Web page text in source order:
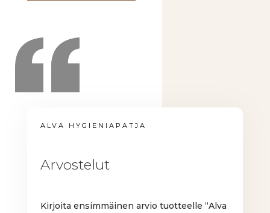
ALVA HYGIENIAPATJA
Arvostelut
Kirjoita ensimmäinen arvio tuotteelle “Alva